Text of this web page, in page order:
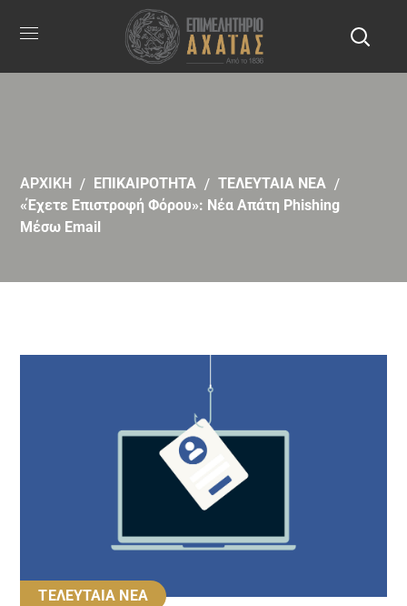
ΑΡΧΙΚΗ ΕΠΙΚΑΙΡΟΤΗΤΑ
ΤΕΛΕΥΤΑΙΑ ΝΕΑ
«Έχετε Επιστροφή Φόρου»: Νέα Απάτη Phishing
Μέσω Email
ΤΕΛΕΥΤΑΙΑ ΝΕΑ